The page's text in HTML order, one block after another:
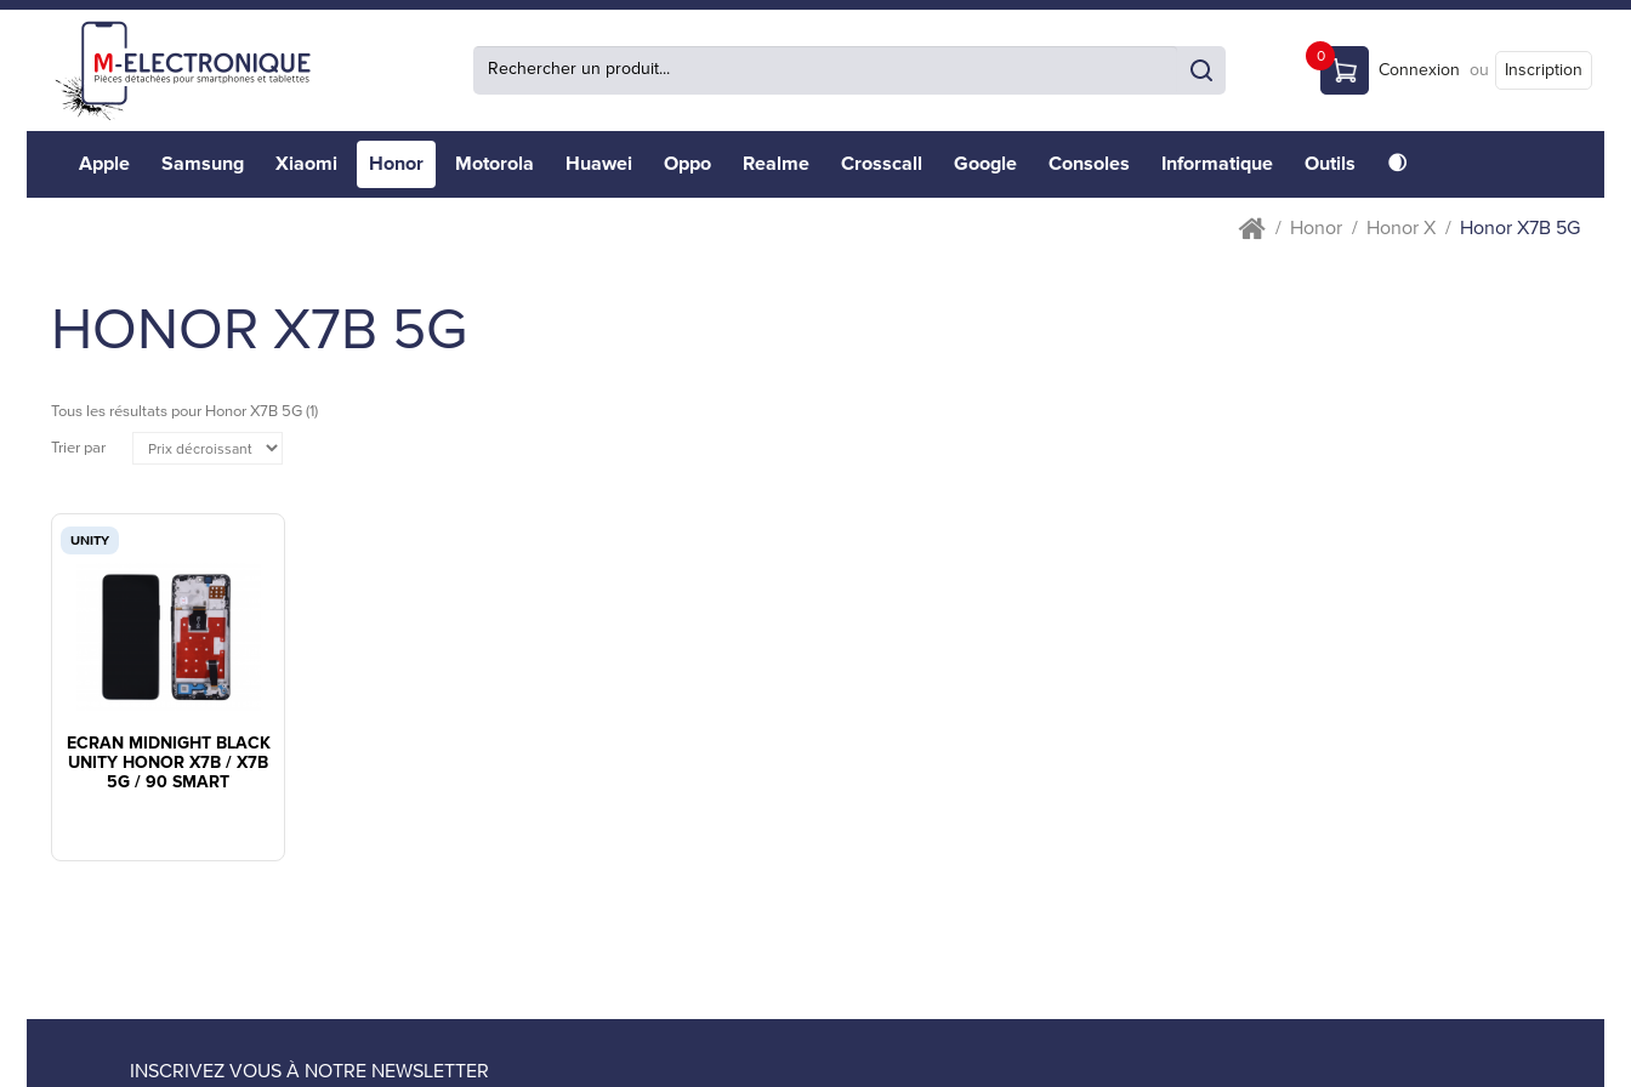
0
Connexion ou Inscription
Apple Samsung Xiaomi Honor Motorola Huawei Oppo Realme Crosscall Google Consoles Informatique Outils 🌒
Honor Honor X Honor X7B 5G
HONOR X7B 5G
Tous les résultats pour Honor X7B 5G(1)
Trier par
UNITY
ECRAN MIDNIGHT BLACK
UNITY HONOR X7B / X7B
5G / 90 SMART
INSCRIVEZ VOUS À NOTRE NEWSLETTER